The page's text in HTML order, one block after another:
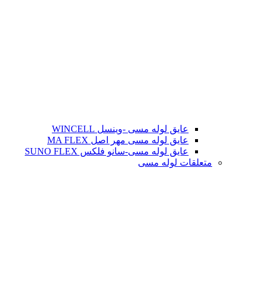
عایق لوله مسی -وینسل WINCELL
عایق لوله مسی مهر اصل MA FLEX
عایق لوله مسی-سانو فلکس SUNO FLEX
متعلقات لوله مسی